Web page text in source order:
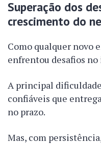
Superação dos
crescimento do
Como qualquer novo
enfrentou desafios
A principal
confiáveis que
no prazo.
Mas, com